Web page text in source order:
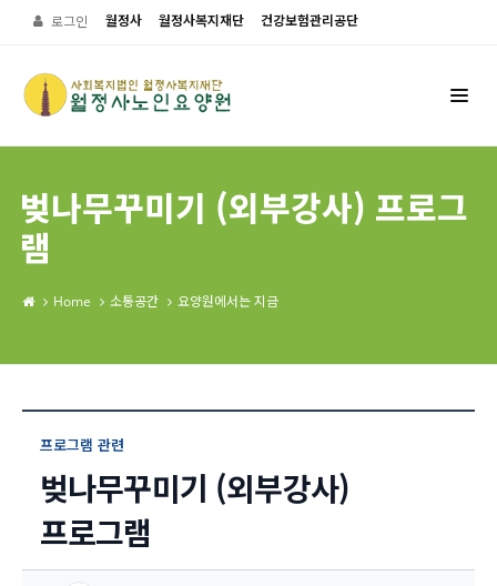
로그인 월정사 월정사복지재단 건강보험관리공단
벚나무꾸미기 (외부강사) 프로그
램
Home 소통공간 요양원에서는 지금
프로그램 관련
벚나무꾸미기 (외부강사)
프로그램